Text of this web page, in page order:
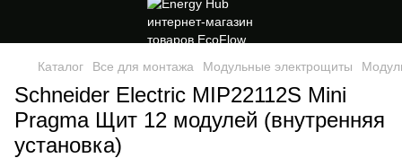
Каталог Все для монтажа Модульные электрощиты
Schneider Electric MIP22112S Mini
Pragma Щит 12 модулей (внутренняя
установка)